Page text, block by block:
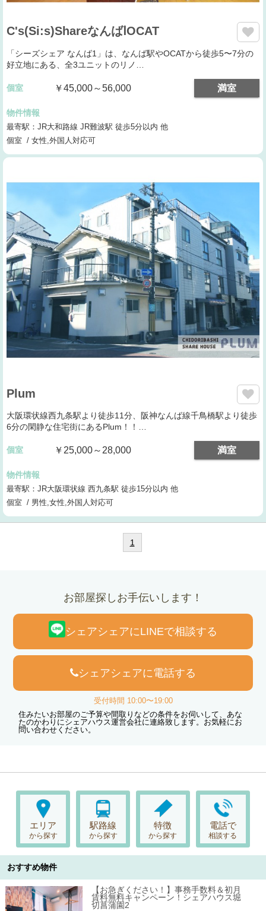
C's(Si:s)ShareなんばⅠOCAT
「シーズシェア なんば1」は、なんば駅やOCATから徒歩5〜7分の
好立地にある、全3ユニットのリノ…
個室 ￥45,000～56,000 満室
物件情報
最寄駅：JR大和路線 JR難波駅 徒歩5分以内 他
個室 / 女性,外国人対応可
Plum
大阪環状線西九条駅より徒歩11分、阪神なんば線千鳥橋駅より徒歩
6分の閑静な住宅街にあるPlum！！…
個室 ￥25,000～28,000 満室
物件情報
最寄駅：JR大阪環状線 西九条駅 徒歩15分以内 他
個室 / 男性,女性,外国人対応可
1
お部屋探しお手伝いします！
シェアシェアにLINEで相談する
シェアシェアに電話する
受付時間 10:00〜19:00
住みたいお部屋のご予算や間取りなどの条件をお伺いして、あな
たのかわりにシェアハウス運営会社に連絡致します。お気軽にお
問い合わせください。
エリア
から探す
駅路線
から探す
特徴
から探す
電話で
相談する
おすすめ物件
【お急ぎください！】事務手数料＆初月
賃料無料キャンペーン！シェアハウス堀
切菖蒲園2